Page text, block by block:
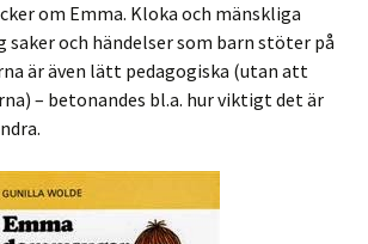
om Emma. Kloka och mänskliga
saker och händelser som barn stöter på
är även lätt pedagogiska (utan att
– betonandes bl.a. hur viktigt det är